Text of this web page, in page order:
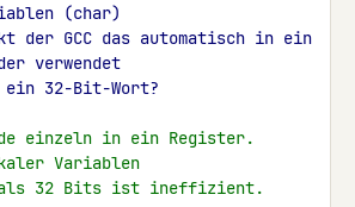
(char)
der GCC das automatisch in ein
verwendet
32-Bit-Wort?
einzeln in ein Register.
Variablen
als 32 Bits ist ineffizient.